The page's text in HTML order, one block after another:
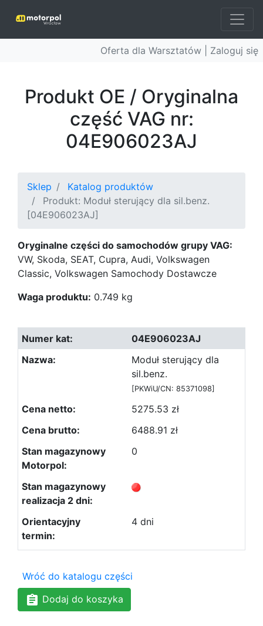
Oferta dla Warsztatów | Zaloguj się
Produkt OE / Oryginalna
część VAG nr:
04E906023AJ
Sklep
Katalog produktów
Produkt: Moduł sterujący dla sil.benz.
[04E906023AJ]
Oryginalne części do samochodów grupy VAG:
VW, Skoda, SEAT, Cupra, Audi, Volkswagen
Classic, Volkswagen Samochody Dostawcze
Waga produktu: 0.749 kg
04E906023AJ
Moduł sterujący dla
sil.benz.
[PKWiU/CN: 85371098]
5275.53 zł
6488.91 zł
0
4 dni
Wróć do katalogu części
Dodaj do koszyka